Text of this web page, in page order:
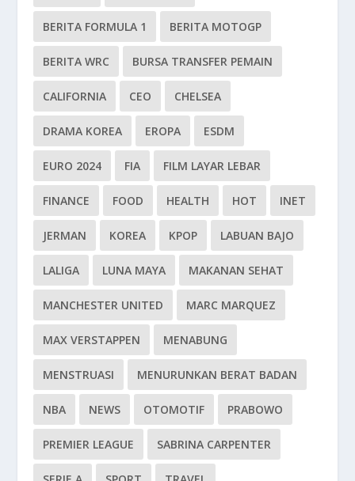
BERITA FORMULA 1 BERITA MOTOGP
BERITA WRC BURSA TRANSFER PEMAIN
CALIFORNIA CEO CHELSEA
DRAMA KOREA EROPA ESDM
EURO 2024 FIA FILM LAYAR LEBAR
FINANCE FOOD HEALTH HOT INET
JERMAN KOREA KPOP LABUAN BAJO
LALIGA LUNA MAYA MAKANAN SEHAT
MANCHESTER UNITED MARC MARQUEZ
MAX VERSTAPPEN MENABUNG
MENSTRUASI MENURUNKAN BERAT BADAN
NBA NEWS OTOMOTIF PRABOWO
PREMIER LEAGUE SABRINA CARPENTER